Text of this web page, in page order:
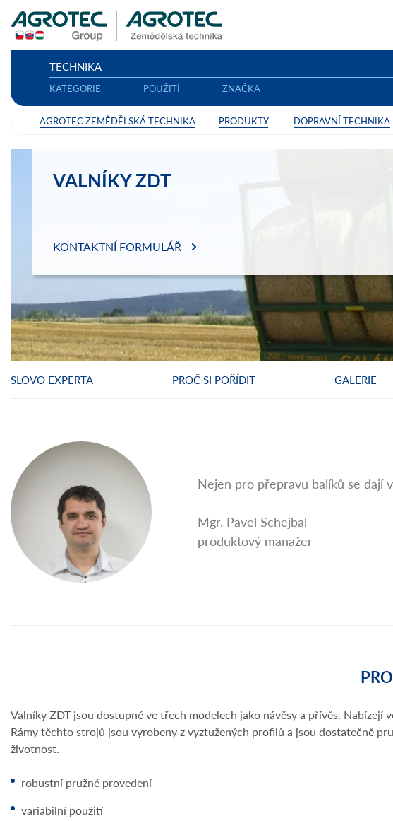
TECHNIKA
KATEGORIE POUŽITÍ ZNAČKA
AGROTEC ZEMĚDĚLSKÁ TECHNIKA PRODUKTY DOPRAVNÍ TECHNIKA
VALNÍKY ZDT
KONTAKTNÍ FORMULÁŘ
SLOVO EXPERTA PROČ SI POŘÍDIT GALERIE
Nejen pro přepravu balíků se dají
Mgr. Pavel Schejbal
produktový manažer
Valníky ZDT jsou dostupné ve třech modelech jako návěsy a přívěs.
Rámy těchto strojů jsou vyrobeny z vyztužených profilů a jsou dostatečně
životnost.
robustní pružné provedení
variabilní použití